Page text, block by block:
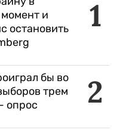
1
и
остановить
2
бы во
трем
опрос